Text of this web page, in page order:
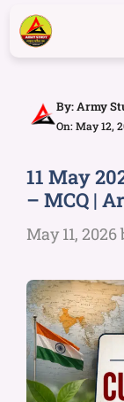
By:Army
On: May 12,
11 May
– MCQ |
May 11, 2026